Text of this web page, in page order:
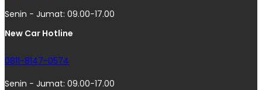
Senin - Jumat: 09.00-17.00
New Car Hotline
0811-8147-0574
Senin - Jumat: 09.00-17.00